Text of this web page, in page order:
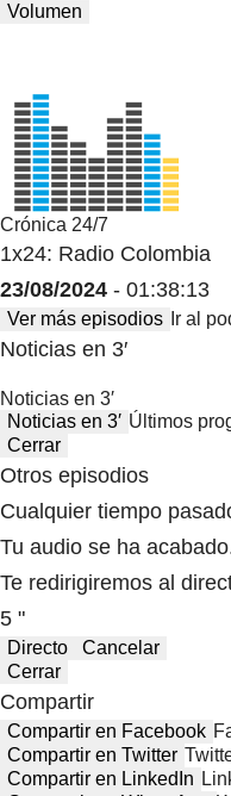
Volumen
Crónica 24/7
1x24: Radio Colombia
23/08/2024 - 01:38:13
Ver más episodios Ir al
Noticias en 3′
Noticias en 3′
Noticias en 3′ Últimos
Cerrar
Otros episodios
Cualquier tiempo
Tu audio se ha
Te redirigiremos al
5 "
Directo
Cancelar
Cerrar
Compartir
Compartir en Facebook
Compartir en Twitter
Compartir en LinkedIn